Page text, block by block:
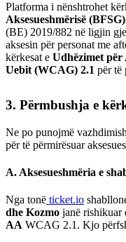
Platforma i nënshtrohet
Aksesueshmërisë (BFSG)
(BE) 2019/882 në ligjin
aksesin për personat me
kërkesat e Udhëzimet për
Uebit (WCAG) 2.1 për të
3. Përmbushja e
Ne po punojmë
për të përmirësuar
A. Aksesueshmëria e
Nga tonë ticket.io
dhe Kozmo janë rishikuar
AA WCAG 2.1. Kjo